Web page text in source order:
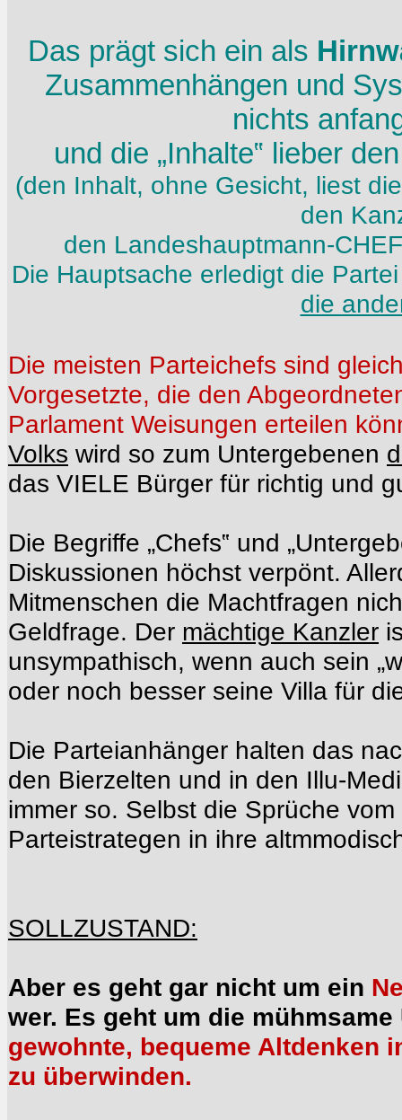
Das prägt sich ein als
Zusammenhängen und
nichts
und die „Inhalte‟ lieber
(den Inhalt, ohne Gesicht, liest
den
den Landeshauptmann-
Die Hauptsache erledigt die
die
Die meisten Parteichefs sind
Vorgesetzte, die den
Parlament Weisungen erteilen
Volks wird so zum Untergebenen
das VIELE Bürger für richtig und
Die Begriffe „Chefs‟ und
Diskussionen höchst verpönt.
Mitmenschen die Machtfragen
Geldfrage. Der mächtige Kanzler
unsympathisch, wenn auch sein
oder noch besser seine Villa für
Die Parteianhänger halten das
den Bierzelten und in den Illu-
immer so. Selbst die Sprüche vom
Parteistrategen in ihre
SOLLZUSTAND:
Aber es geht gar nicht um ein
wer. Es geht um die
gewohnte, bequeme Altdenken
zu überwinden.